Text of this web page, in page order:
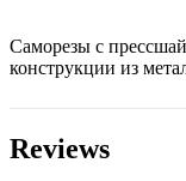
Саморезы с
конструкции из
Reviews